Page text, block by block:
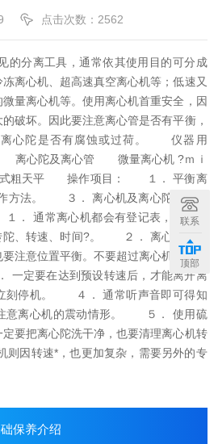
点击次数：2562
分离工具，通常依其使用目的可分成
离心机、超高速真空离心机等；低速又
量离心机等。使用离心机首重安全，因
破坏。因此要注意离心管是否有平衡，
心陀是否有腐蚀或过荷。
仪器用
心陀及离心管 微量离心机 ?ｍｉ
天平 操作项目：
１． 平衡离
法。
３． 离心机及离心陀的保养
通常离心机都会有登记表，请在使
、转速、时间?。
２． 离心管一定
注意位置平衡。不要超过离心机或离心
定要在达到预设转速后，才能离开离
停机。
４． 通常听声音即可得知
离心机的震动情形。
５． 使用硫
要把离心陀洗干净，也要清理离心机转
因转速*，也更加复杂，需要另外的专
保养介绍
联系
顶部